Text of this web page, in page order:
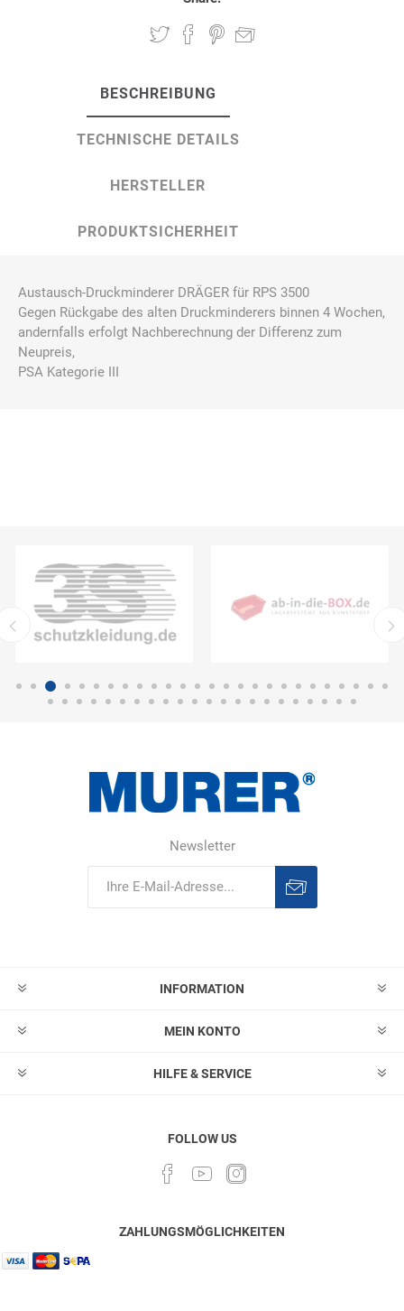
BESCHREIBUNG
TECHNISCHE DETAILS
HERSTELLER
PRODUKTSICHERHEIT
Austausch-Druckminderer DRÄGER für RPS 3500
Gegen Rückgabe des alten Druckminderers binnen 4 Wochen,
andernfalls erfolgt Nachberechnung der Differenz zum
Neupreis,
PSA Kategorie III
Newsletter
INFORMATION
MEIN KONTO
HILFE & SERVICE
FOLLOW US
ZAHLUNGSMÖGLICHKEITEN